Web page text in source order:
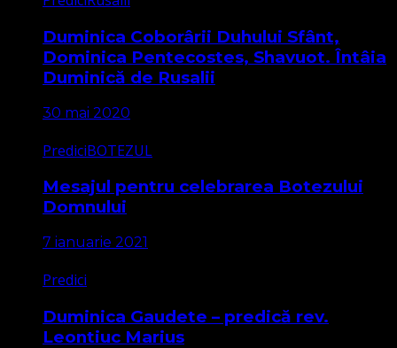
Duminica Coborârii Duhului Sfânt,
Dominica Pentecostes, Shavuot. Întâia
Duminică de Rusalii
30 mai 2020
PrediciBOTEZUL
Mesajul pentru celebrarea Botezului
Domnului
7 ianuarie 2021
Predici
Duminica Gaudete – predică rev.
Leontiuc Marius